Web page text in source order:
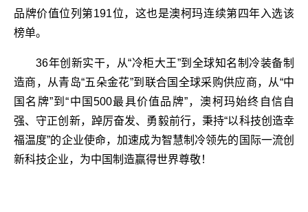
品牌价值位列第191位，这也是澳柯玛连续第四年入选该
榜单。
36年创新实干，从“冷柜大王”到全球知名制冷装备制
造商，从青岛“五朵金花”到联合国全球采购供应商，从“中
国名牌”到“中国500最具价值品牌”，澳柯玛始终自信自
强、守正创新，踔厉奋发、勇毅前行，秉持“以科技创造幸
福温度”的企业使命，加速成为智慧制冷领先的国际一流创
新科技企业，为中国制造赢得世界尊敬！